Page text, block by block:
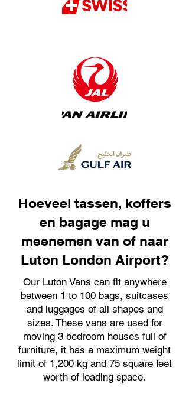
Hoeveel tassen, koffers
en bagage mag u
meenemen van of naar
Luton London Airport?
Our Luton Vans can fit anywhere
between 1 to 100 bags, suitcases
and luggages of all shapes and
sizes. These vans are used for
moving 3 bedroom houses full of
furniture, it has a maximum weight
limit of 1,200 kg and 75 square feet
worth of loading space.